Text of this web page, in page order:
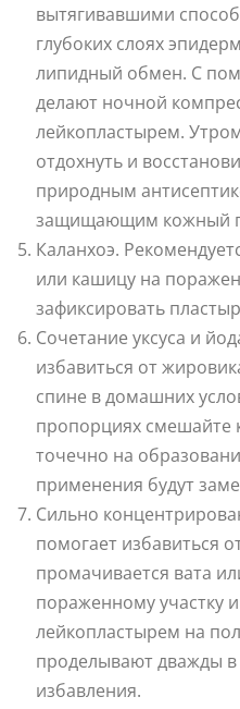
вытягивавшими
глубоких слоях
липидный обмен. С
делают ночной
лейкопластырем.
отдохнуть и
природным
защищающим кожный
Каланхоэ.
или кашицу на
зафиксировать
Сочетание уксуса и
избавиться от
спине в домашних
пропорциях смешайте
точечно на
применения будут
Сильно
помогает избавиться
промачивается вата
пораженному участку
лейкопластырем на
проделывают дважды в
избавления.